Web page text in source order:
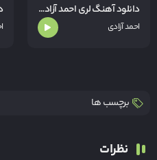
دانلود آهنگ لری احمد آزادی شوعه زنگ
احمد آزادی
برچسب ها
نظرات